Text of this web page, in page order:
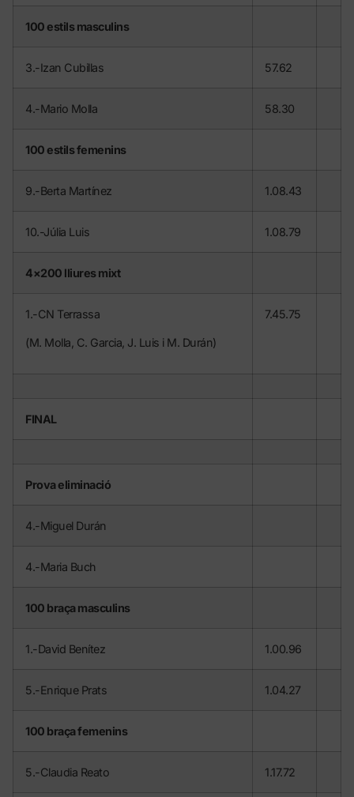
100 estils masculins
3.-Izan Cubillas 57.62
4.-Mario Molla 58.30
100 estils femenins
9.-Berta Martínez 1.08.43
10.-Júlia Luis 1.08.79
4×200 lliures mixt
1.-CN Terrassa
(M. Molla, C. Garcia, J. Luis i M. Durán)
7.45.75
FINAL
Prova eliminació
4.-Miguel Durán
4.-Maria Buch
100 braça masculins
1.-David Benítez 1.00.96
5.-Enrique Prats 1.04.27
100 braça femenins
5.-Claudia Reato 1.17.72